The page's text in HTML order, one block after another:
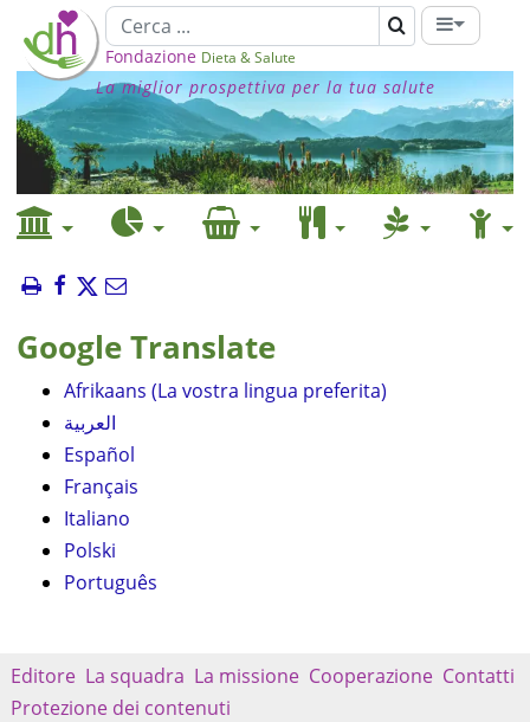
Fondazione Dieta & Salute
La miglior prospettiva per la tua salute
Google Translate
Afrikaans (La vostra lingua preferita)
العربية
Español
Français
Italiano
Polski
Português
Editore La squadra La missione Cooperazione Contatti
Protezione dei contenuti